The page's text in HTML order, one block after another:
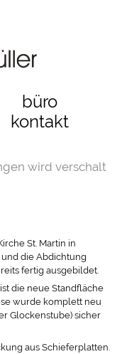
büro
kontakt
wird verschalt
St. Martin in
die Abdichtung
fertig ausgebildet.
die neue Standfläche
wurde komplett neu
Glockenstube) sicher
aus Schieferplatten.